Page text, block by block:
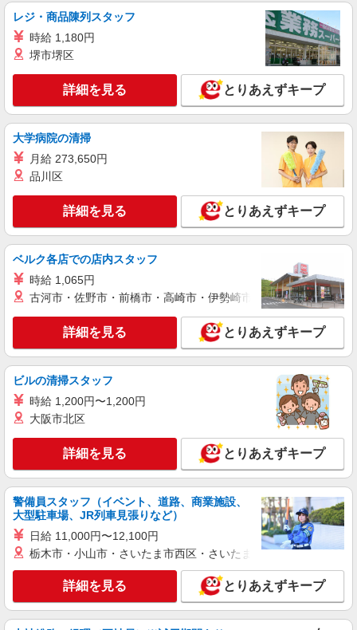
うどん食堂のキッチンスタッフ
5:15〜9:00／時給1200円 9:00〜21:30／時給
ファミリー食堂 山田うどん食堂 原町店
（埼玉県草加市原町2-9-33）
キープ 詳細を見る
アルバイト
ＳＯＭＰＯケア ラヴィーレ 草加松原
NEW
時給1210円〜1360円 ※経験等による ★早朝時
給（5:00〜8:00）時給＋100円 ★希望収入があり
ましたら、ご相談いただければ希望条件に合うか
記金額は働きがい向上手当を含みます。 ★働きが
い向上手当※26年6月改定（地域により異なる）
社会保険加入者は更に＋50円
キープ 詳細を見る
株式会社HITOWA フードサービスカンパニー
福祉施設での調理師【正社員】
月給23万1,000円〜26万円 ※給与は経験や前職
給与に応じて決定します。 賞与年2回
ALSOKケアホーム草加谷塚 （埼玉県草加市谷
キープ 詳細を見る
アルバイト パート
株式会社HITOWA フードサービスカンパニー
福祉施設での調理補助【アルバイト・パート】
時給1,200円以上 ※経験によりスタート時給は
変動します。 ※AP評価制度：あり 年1回の評価
により時給を見直します。 ※アルバイト賞与（寸
志）：あり 年2回。勤続年数により金額UP。
ALSOKケアホーム草加谷塚 （埼玉県草加市谷
塚町1943-1）
キープ
レジ・商品陳列スタッフ
時給 1,180円
堺市堺区
詳細を見る とりあえずキープ
大学病院の清掃
月給 273,650円
品川区
詳細を見る とりあえずキープ
ベルク各店での店内スタッフ
時給 1,065円
古河市・佐野市・前橋市・高崎市・伊勢崎市・太田市・館林市
詳細を見る とりあえずキープ
ビルの清掃スタッフ
時給 1,200円〜1,200円
大阪市北区
詳細を見る とりあえずキープ
警備員スタッフ（イベント、道路、商業施設、
大型駐車場、JR列車見張りなど）
日給 11,000円〜12,100円
栃木市・小山市・さいたま市西区・さいたま市岩槻区・久喜市・
詳細を見る とりあえずキープ